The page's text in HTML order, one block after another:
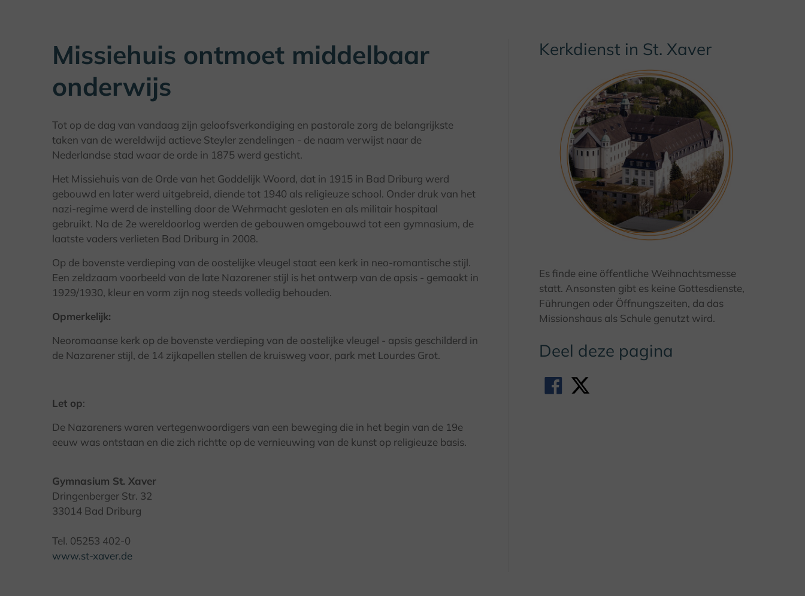
Missiehuis ontmoet middelbaar
onderwijs
Tot op de dag van vandaag zijn geloofsverkondiging en pastorale zorg de belangrijkste
taken van de wereldwijd actieve Steyler zendelingen - de naam verwijst naar de
Nederlandse stad waar de orde in 1875 werd gesticht.
Het Missiehuis van de Orde van het Goddelijk Woord, dat in 1915 in Bad Driburg werd
gebouwd en later werd uitgebreid, diende tot 1940 als religieuze school. Onder druk van het
nazi-regime werd de instelling door de Wehrmacht gesloten en als militair hospitaal
gebruikt. Na de 2e wereldoorlog werden de gebouwen omgebouwd tot een gymnasium, de
laatste vaders verlieten Bad Driburg in 2008.
Op de bovenste verdieping van de oostelijke vleugel staat een kerk in neo-romantische stijl.
Een zeldzaam voorbeeld van de late Nazarener stijl is het ontwerp van de apsis - gemaakt in
1929/1930, kleur en vorm zijn nog steeds volledig behouden.
Opmerkelijk:
Neoromaanse kerk op de bovenste verdieping van de oostelijke vleugel - apsis geschilderd in
de Nazarener stijl, de 14 zijkapellen stellen de kruisweg voor, park met Lourdes Grot.
Let op:
De Nazareners waren vertegenwoordigers van een beweging die in het begin van de 19e
eeuw was ontstaan en die zich richtte op de vernieuwing van de kunst op religieuze basis.
Gymnasium St. Xaver
Dringenberger Str. 32
33014 Bad Driburg
Tel. 05253 402-0
www.st-xaver.de
Kerkdienst in St. Xaver
© Kulturland Kreis Höxter / F. Grawe
Es finde eine öffentliche Weihnachtsmesse
statt. Ansonsten gibt es keine Gottesdienste,
Führungen oder Öffnungszeiten, da das
Missionshaus als Schule genutzt wird.
Deel deze pagina